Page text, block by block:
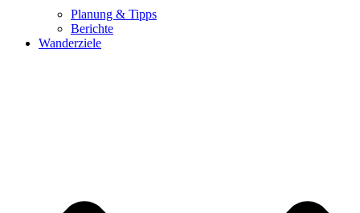
Planung & Tipps
Berichte
Wanderziele